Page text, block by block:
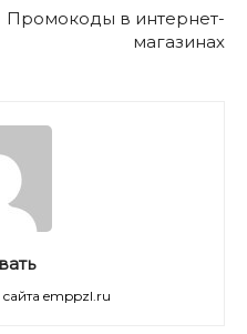
Промокоды в интернет-
магазинах
emppzl.ru